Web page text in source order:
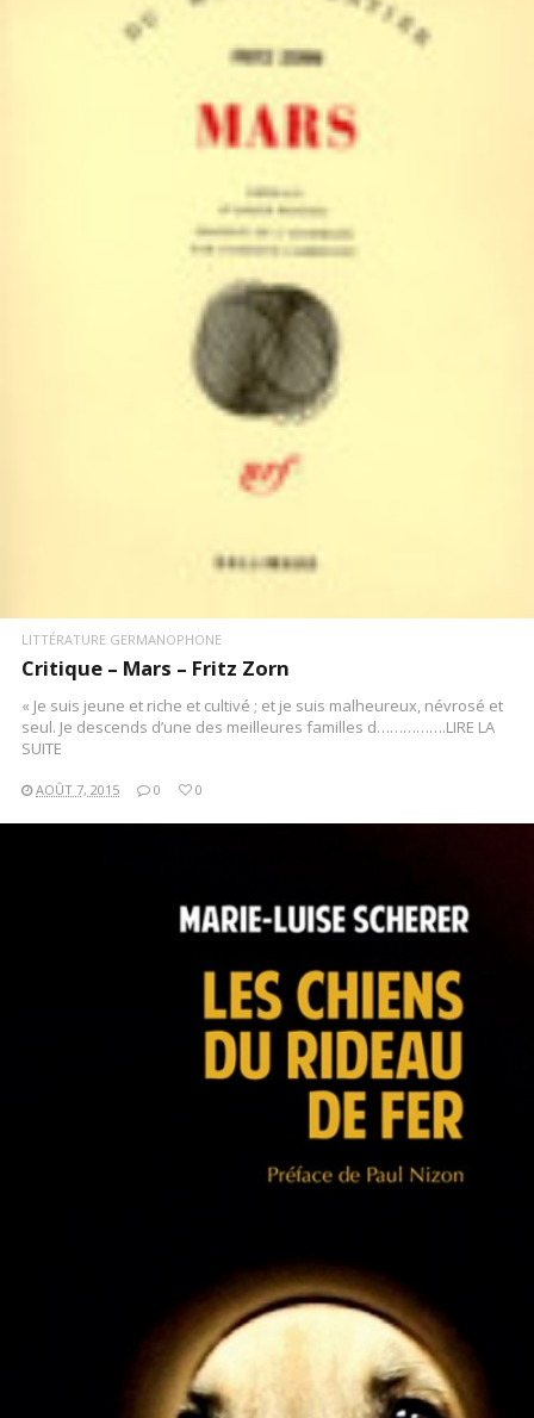
LIRE LA SUITE
LITTÉRATURE GERMANOPHONE
Critique – Mars – Fritz Zorn
« Je suis jeune et riche et cultivé ; et je suis malheureux, névrosé et
seul. Je descends d’une des meilleures familles d…………….LIRE LA
SUITE
AOÛT 7, 2015 0 0
LIRE LA SUITE